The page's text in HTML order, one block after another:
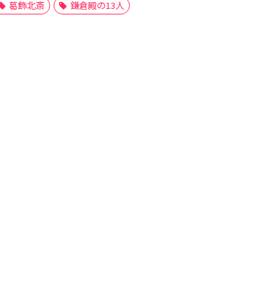
葛飾北斎 鎌倉殿の13人